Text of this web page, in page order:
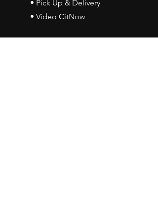
• Pick Up & Delivery
• Video CitNow